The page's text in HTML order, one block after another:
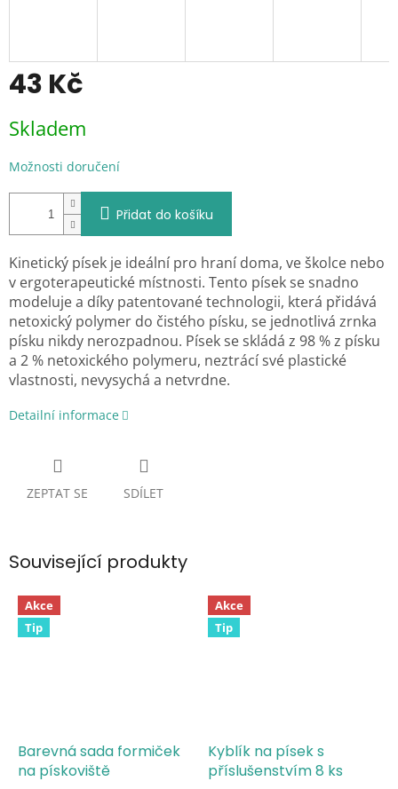
43 Kč
cena:
Skladem
Možnosti doručení
Přidat do košíku
Kinetický písek je ideální pro hraní doma, ve školce nebo
v ergoterapeutické místnosti. Tento písek se snadno
modeluje a díky patentované technologii, která přidává
netoxický polymer do čistého písku, se jednotlivá zrnka
písku nikdy nerozpadnou. Písek se skládá z 98 % z písku
a 2 % netoxického polymeru, neztrácí své plastické
vlastnosti, nevysychá a netvrdne.
Detailní informace
ZEPTAT SE SDÍLET
Související produkty
Akce
Tip
Barevná sada formiček
na pískoviště
Akce
Tip
Kyblík na písek s
příslušenstvím 8 ks